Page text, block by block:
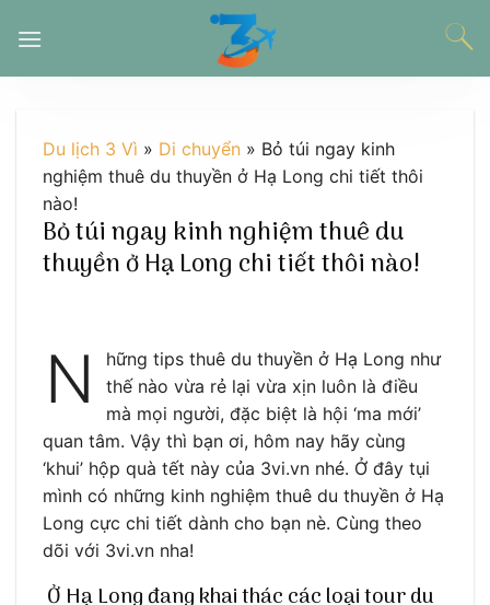
đến
Du lịch 3 Vì » Di chuyển » Bỏ túi ngay kinh
nghiệm thuê du thuyền ở Hạ Long chi tiết thôi
nào!
Bỏ túi ngay kinh nghiệm thuê du
thuyền ở Hạ Long chi tiết thôi nào!
N
hững tips thuê du thuyền ở Hạ Long như
thế nào vừa rẻ lại vừa xịn luôn là điều
mà mọi người, đặc biệt là hội ‘ma mới’
quan tâm. Vậy thì bạn ơi, hôm nay hãy cùng
‘khui’ hộp quà tết này của 3vi.vn nhé. Ở đây tụi
mình có những kinh nghiệm thuê du thuyền ở Hạ
Long cực chi tiết dành cho bạn nè. Cùng theo
dõi với 3vi.vn nha!
Ở Hạ Long đang khai thác các loại tour du